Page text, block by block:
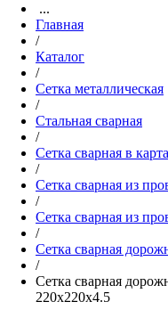
...
Главная
/
Каталог
/
Сетка металлическая
/
Стальная сварная
/
Сетка сварная в
/
Сетка сварная из
/
Сетка сварная из
/
Сетка сварная
/
Cетка сварная
220х220х4.5